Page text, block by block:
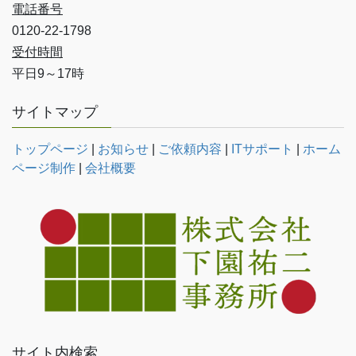
電話番号
0120-22-1798
受付時間
平日9～17時
サイトマップ
トップページ お知らせ ご依頼内容 ITサポート
ホーム
ページ制作
会社概要